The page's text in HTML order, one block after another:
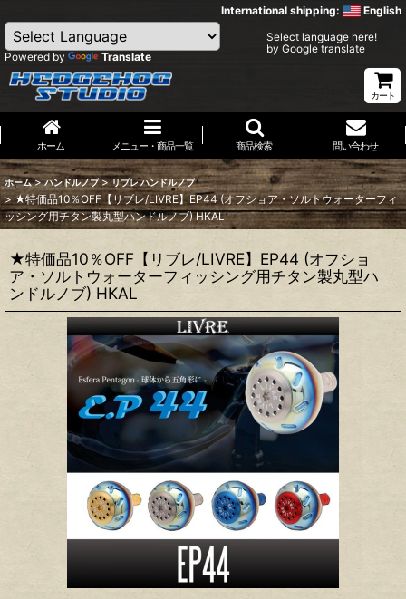
International shipping: English
Powered by Translate
Select language here!
by Google translate
カート
ホーム メニュー・商品一覧 商品検索 問い合わせ
ホーム > ハンドルノブ > リブレ ハンドルノブ
> ★特価品10％OFF【リブレ/LIVRE】EP44 (オフショア・ソルトウォーターフィ
ッシング用チタン製丸型ハンドルノブ) HKAL
★特価品10％OFF【リブレ/LIVRE】EP44 (オフショ
ア・ソルトウォーターフィッシング用チタン製丸型ハ
ンドルノブ) HKAL